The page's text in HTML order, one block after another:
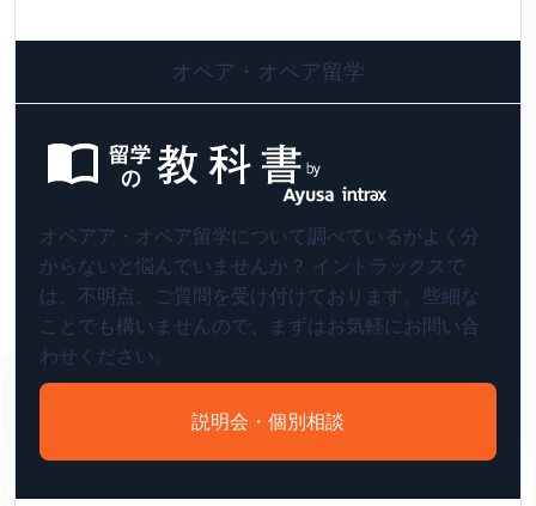
オペア・オペア留学
オペアア・オペア留学について調べているがよく分
からないと悩んでいませんか？ イントラックスで
は、不明点、ご質問を受け付けております。些細な
ことでも構いませんので、まずはお気軽にお問い合
わせください。
説明会・個別相談